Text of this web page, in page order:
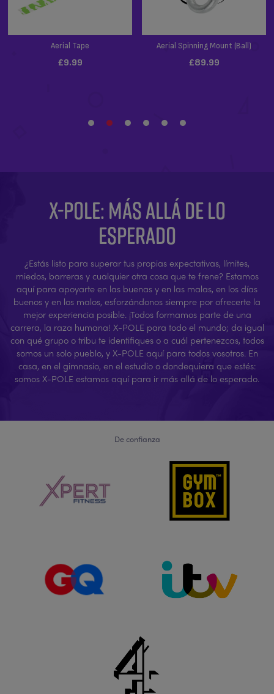
X-POLE: MÁS ALLÁ DE LO
ESPERADO
¿Estás listo para superar tus propias expectativas, límites,
miedos, barreras y cualquier otra cosa que te frene? Estamos
aquí para apoyarte en las buenas y en las malas, en los días
buenos y en los malos, esforzándonos siempre por ofrecerte la
mejor experiencia posible. ¡Todos formamos parte de una
carrera, la raza humana! X-POLE para todo el mundo; da igual
con qué grupo o tribu te identifiques o a cuál pertenezcas, todos
somos un solo pueblo, y X-POLE aquí para todos vosotros. En
casa, en el gimnasio, en el estudio o dondequiera que estés:
somos X-POLE estamos aquí para ir más allá de lo esperado.
De confianza